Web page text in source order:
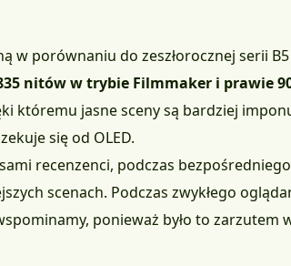
w porównaniu do zeszłorocznej serii
nitów w trybie Filmmaker i prawie
któremu jasne sceny są bardziej
się od OLED.
recenzenci, podczas
scenach. Podczas zwykłego
ponieważ było to zarzutem